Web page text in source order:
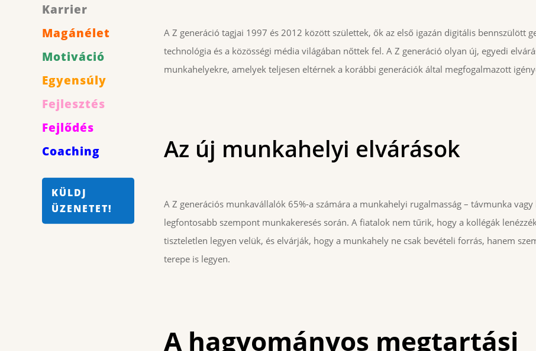
Karrier
Magánélet
Motiváció
Egyensúly
Fejlesztés
Fejlődés
Coaching
KÜLDJ
ÜZENETET!
A Z generáció tagjai 1997 és 2012 között születtek, ők az első igazán digitális bennszülött
technológia és a közösségi média világában nőttek fel. A Z generáció olyan új, egyedi
munkahelyekre, amelyek teljesen eltérnek a korábbi generációk által megfogalmazott
Az új munkahelyi elvárások
A Z generációs munkavállalók 65%-a számára a munkahelyi rugalmasság – távmunka
legfontosabb szempont munkakeresés során. A fiatalok nem tűrik, hogy a kollégák
tiszteletlen legyen velük, és elvárják, hogy a munkahely ne csak bevételi forrás, hanem
terepe is legyen.
A hagyományos megtartási